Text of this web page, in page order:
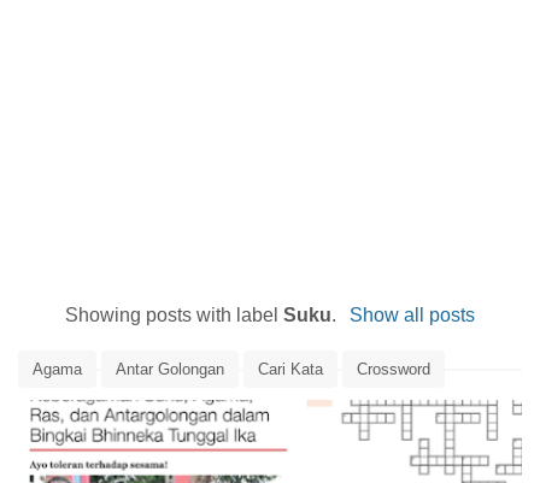
Showing posts with labelSuku. Show all posts
Agama Antar Golongan Cari Kata Crossword
Evaluasi Latihan Soal PPKn Ras SARA Suku
TTS Word Search